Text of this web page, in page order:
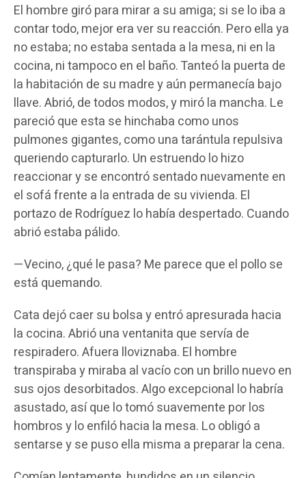
El hombre giró para mirar a su amiga; si se lo iba a
contar todo, mejor era ver su reacción. Pero ella ya
no estaba; no estaba sentada a la mesa, ni en la
cocina, ni tampoco en el baño. Tanteó la puerta de
la habitación de su madre y aún permanecía bajo
llave. Abrió, de todos modos, y miró la mancha. Le
pareció que esta se hinchaba como unos
pulmones gigantes, como una tarántula repulsiva
queriendo capturarlo. Un estruendo lo hizo
reaccionar y se encontró sentado nuevamente en
el sofá frente a la entrada de su vivienda. El
portazo de Rodríguez lo había despertado. Cuando
abrió estaba pálido.
—Vecino, ¿qué le pasa? Me parece que el pollo se
está quemando.
Cata dejó caer su bolsa y entró apresurada hacia
la cocina. Abrió una ventanita que servía de
respiradero. Afuera lloviznaba. El hombre
transpiraba y miraba al vacío con un brillo nuevo en
sus ojos desorbitados. Algo excepcional lo habría
asustado, así que lo tomó suavemente por los
hombros y lo enfiló hacia la mesa. Lo obligó a
sentarse y se puso ella misma a preparar la cena.